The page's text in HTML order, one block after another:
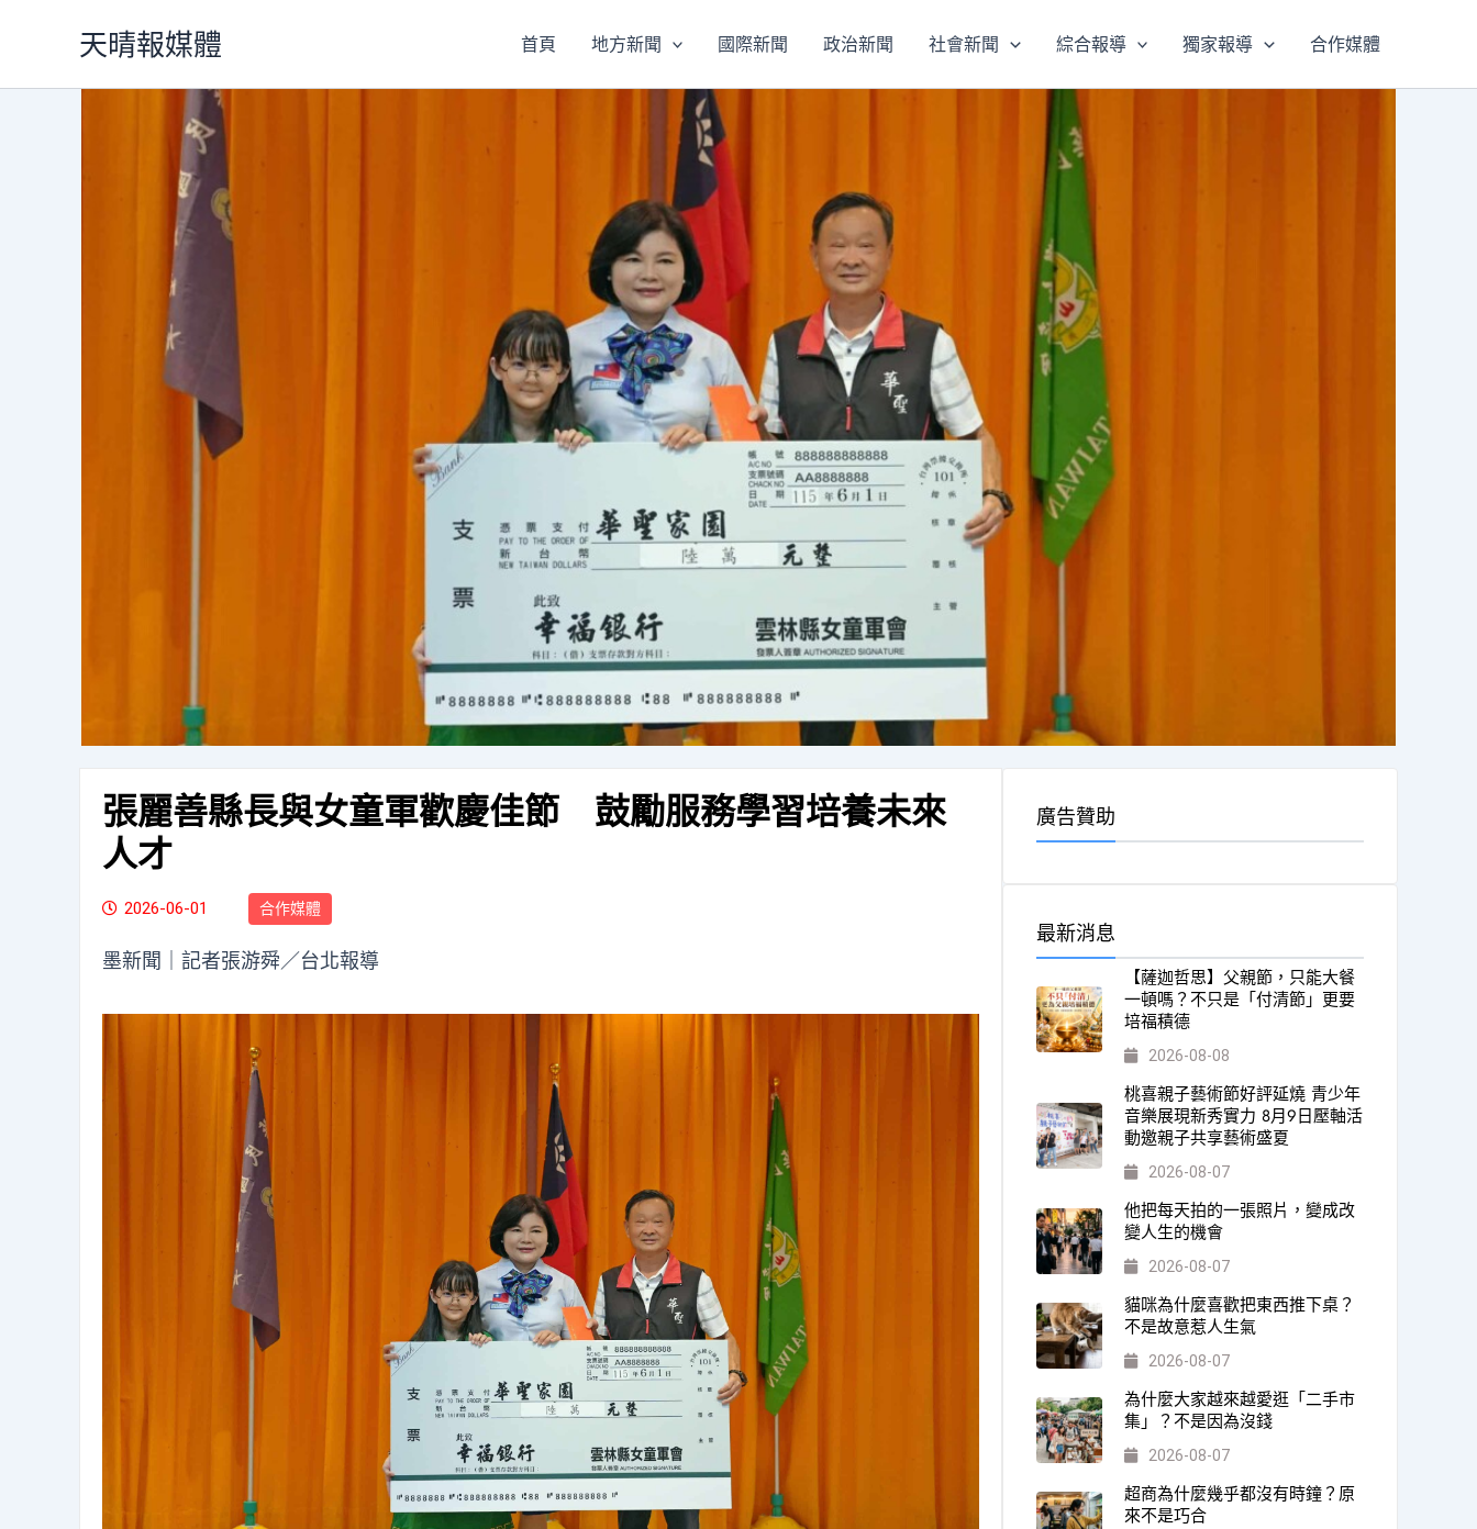
天晴報媒體 首頁 地方新聞 國際新聞 政治新聞 社會新聞 綜合報導 獨家報導 合作媒體
張麗善縣長與女童軍歡慶佳節 鼓勵服務學習培養未來
人才
2026-06-01 合作媒體
墨新聞 ｜記者張游舜／台北報導
廣告贊助
最新消息
【薩迦哲思】父親節，只能大餐
一頓嗎？不只是「付清節」更要
培福積德
2026-08-08
桃喜親子藝術節好評延燒 青少年
音樂展現新秀實力 8月9日壓軸活
動邀親子共享藝術盛夏
2026-08-07
他把每天拍的一張照片，變成改
變人生的機會
2026-08-07
貓咪為什麼喜歡把東西推下桌？
不是故意惹人生氣
2026-08-07
為什麼大家越來越愛逛「二手市
集」？不是因為沒錢
2026-08-07
超商為什麼幾乎都沒有時鐘？原
來不是巧合